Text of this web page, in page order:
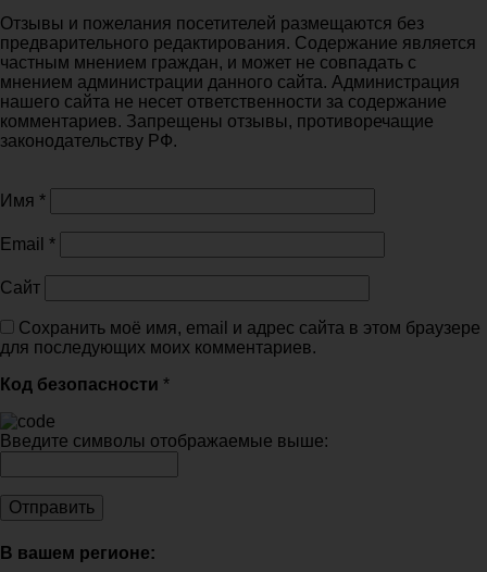
Отзывы и пожелания посетителей размещаются без
предварительного редактирования. Содержание является
частным мнением граждан, и может не совпадать с
мнением администрации данного сайта. Администрация
нашего сайта не несет ответственности за содержание
комментариев. Запрещены отзывы, противоречащие
законодательству РФ.
Имя *
Email *
Сайт
Сохранить моё имя, email и адрес сайта в этом браузере
для последующих моих комментариев.
Код безопасности *
Введите символы отображаемые выше:
В вашем регионе: